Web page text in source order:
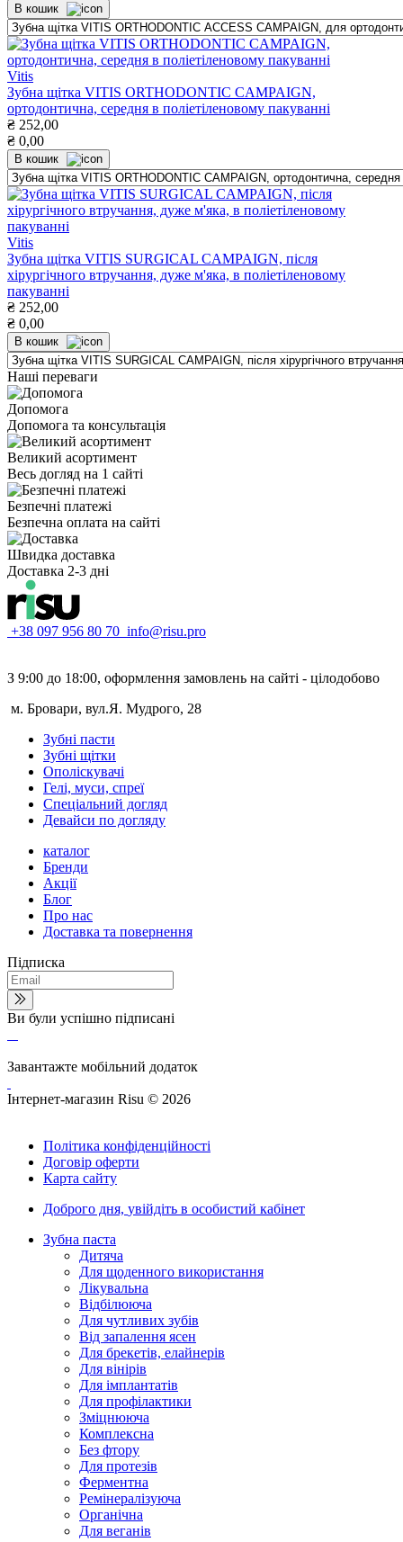
В кошик
Vitis
Зубна щітка VITIS ORTHODONTIC CAMPAIGN,
ортодонтична, середня в поліетіленовому пакуванні
₴ 252,00
₴ 0,00
В кошик
Vitis
Зубна щітка VITIS SURGICAL CAMPAIGN, після
хірургічного втручання, дуже м'яка, в поліетіленовому
пакуванні
₴ 252,00
₴ 0,00
В кошик
Наші переваги
Допомога
Допомога та консультація
Великий асортимент
Весь догляд на 1 сайті
Безпечні платежі
Безпечна оплата на сайті
Швидка доставка
Доставка 2-3 дні
+38 097 956 80 70 info@risu.pro
З 9:00 до 18:00, оформлення замовлень на сайті - цілодобово
м. Бровари, вул.Я. Мудрого, 28
Зубні пасти
Зубні щітки
Ополіскувачі
Гелі, муси, спреї
Спеціальний догляд
Девайси по догляду
каталог
Бренди
Акції
Блог
Про нас
Доставка та повернення
Підписка
Ви були успішно підписані
Завантажте мобільний додаток
Інтернет-магазин Risu © 2026
Політика конфіденційності
Договір оферти
Карта сайту
Доброго дня, увійдіть в особистий кабінет
Зубна паста
Дитяча
Для щоденного використання
Лікувальна
Відбілююча
Для чутливих зубів
Від запалення ясен
Для брекетів, елайнерів
Для вінірів
Для імплантатів
Для профілактики
Зміцнююча
Комплексна
Без фтору
Для протезів
Ферментна
Ремінералізуюча
Органічна
Для веганів